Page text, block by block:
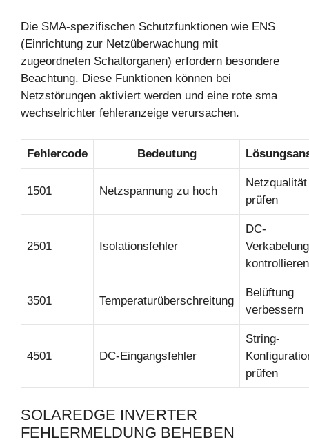
Die SMA-spezifischen Schutzfunktionen wie ENS
(Einrichtung zur Netzüberwachung mit
zugeordneten Schaltorganen) erfordern besondere
Beachtung. Diese Funktionen können bei
Netzstörungen aktiviert werden und eine rote sma
wechselrichter fehleranzeige verursachen.
Fehlercode Bedeutung
1501 Netzspannung zu hoch
Netzqualität
prüfen
2501 Isolationsfehler
DC-
Verkabelung
kontrollieren
3501 Temperaturüberschreitung
Belüftung
verbessern
4501 DC-Eingangsfehler
String-
prüfen
SOLAREDGE INVERTER
FEHLERMELDUNG BEHEBEN